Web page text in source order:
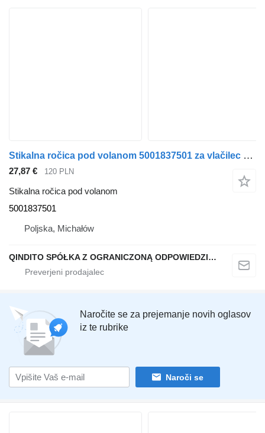
Stikalna ročica pod volanom 5001837501 za vlačilec Renault MAGNUM MIDLUM PREMIUM
27,87 € 120 PLN
Stikalna ročica pod volanom
5001837501
Poljska, Michałów
QINDITO SPÓŁKA Z OGRANICZONĄ ODPOWIEDZIALNOŚCIĄ
Naročite se za prejemanje novih oglasov
iz te rubrike
Naroči se